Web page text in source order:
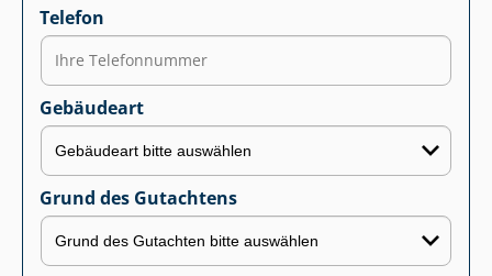
Telefon
Gebäudeart
Grund des Gutachtens